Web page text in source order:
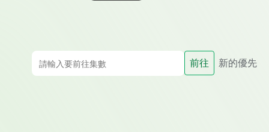
前往 新的優先